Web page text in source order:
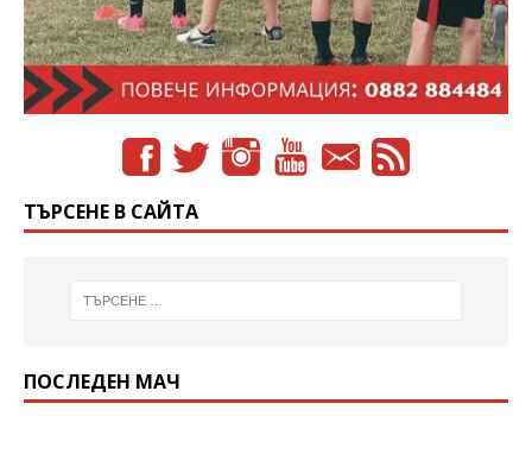
ТЪРСЕНЕ В САЙТА
ПОСЛЕДЕН МАЧ